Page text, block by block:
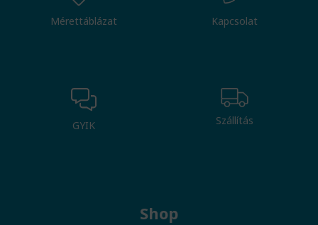
Mérettáblázat Kapcsolat
GYIK Szállítás
Shop